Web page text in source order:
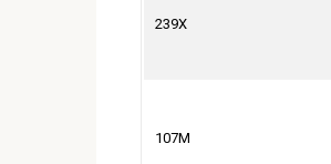
239Х
107М